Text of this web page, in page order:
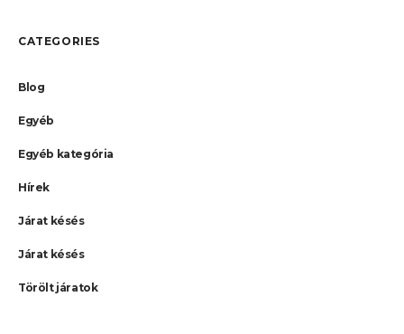
CATEGORIES
Blog
Egyéb
Egyéb kategória
Hírek
Járat késés
Járat késés
Törölt járatok